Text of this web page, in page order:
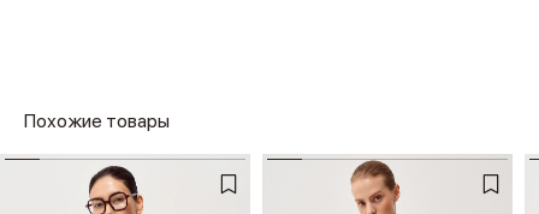
Похожие товары